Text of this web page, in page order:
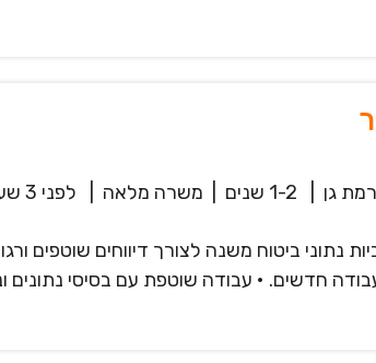
רמת גן 1-2 שנים משרה מלאה לפני 3 שעות
נתוני ביטוח משנה לצורך דיווחים שוטפים
חדשים. • עבודה שוטפת עם בסיסי נתונים